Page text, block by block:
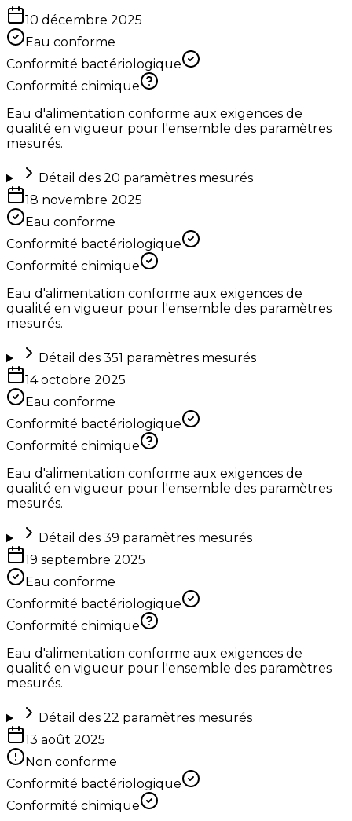
10 décembre 2025
Eau conforme
Conformité bactériologique
Conformité chimique
Eau d'alimentation conforme aux exigences de
qualité en vigueur pour l'ensemble des paramètres
mesurés.
Détail des 20 paramètres mesurés
18 novembre 2025
Eau conforme
Conformité bactériologique
Conformité chimique
Eau d'alimentation conforme aux exigences de
qualité en vigueur pour l'ensemble des paramètres
mesurés.
Détail des 351 paramètres mesurés
14 octobre 2025
Eau conforme
Conformité bactériologique
Conformité chimique
Eau d'alimentation conforme aux exigences de
qualité en vigueur pour l'ensemble des paramètres
mesurés.
Détail des 39 paramètres mesurés
19 septembre 2025
Eau conforme
Conformité bactériologique
Conformité chimique
Eau d'alimentation conforme aux exigences de
qualité en vigueur pour l'ensemble des paramètres
mesurés.
Détail des 22 paramètres mesurés
13 août 2025
Non conforme
Conformité bactériologique
Conformité chimique